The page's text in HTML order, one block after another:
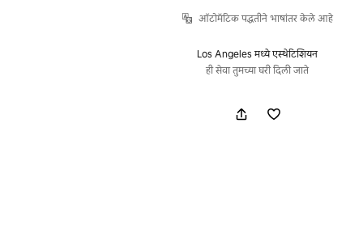
ऑटोमॅटिक पद्धतीने भाषांतर केले आहे
Los Angeles मध्ये एस्थेटिशियन
ही सेवा तुमच्या घरी दिली जाते